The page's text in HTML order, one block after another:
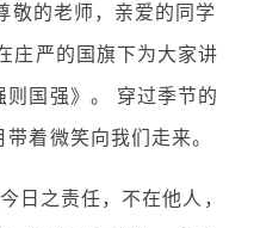
敬的老师，亲爱的同学
庄严的国旗下为大家讲
国强》。 穿过季节的
着微笑向我们走来。
日之责任，不在他人，